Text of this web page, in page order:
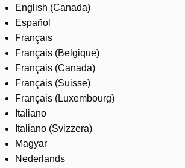
English (Canada)
Español
Français
Français (Belgique)
Français (Canada)
Français (Suisse)
Français (Luxembourg)
Italiano
Italiano (Svizzera)
Magyar
Nederlands